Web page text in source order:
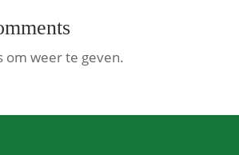
om weer te geven.